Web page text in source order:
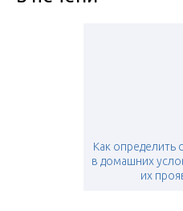
Как определить
в домашних
их